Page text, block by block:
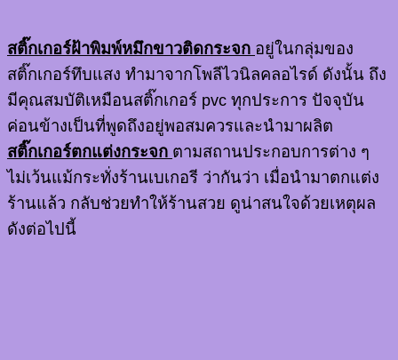
สติ๊กเกอร์ฝ้าพิมพ์หมึกขาวติดกระจก อยู่ในกลุ่มของ
สติ๊กเกอร์ทึบแสง ทำมาจากโพลีไวนิลคลอไรด์ ดังนั้น ถึง
มีคุณสมบัติเหมือนสติ๊กเกอร์ pvc ทุกประการ ปัจจุบัน
ค่อนข้างเป็นที่พูดถึงอยู่พอสมควรและนำมาผลิต
สติ๊กเกอร์ตกแต่งกระจก ตามสถานประกอบการต่าง ๆ
ไม่เว้นแม้กระทั่งร้านเบเกอรี ว่ากันว่า เมื่อนำมาตกแต่ง
ร้านแล้ว กลับช่วยทำให้ร้านสวย ดูน่าสนใจด้วยเหตุผล
ดังต่อไปนี้